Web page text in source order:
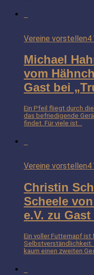
Vereine vorstellen4
Michael
vom
Gast bei
Ein Pfeil fliegt durch
das befriedigende
findet. Für viele ist...
Vereine vorstellen4
Christin
Scheele
e.V. zu
Ein voller Futternapf
Selbstverständlichkeit.
kaum einen zweiten